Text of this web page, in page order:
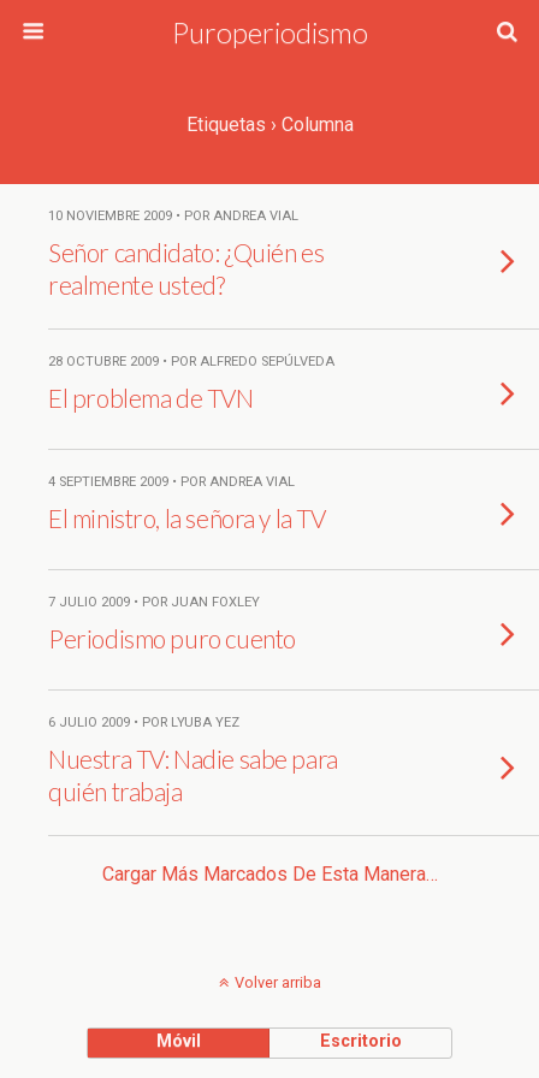
Puroperiodismo
Etiquetas › Columna
10 NOVIEMBRE 2009 • POR ANDREA VIAL
Señor candidato: ¿Quién es
realmente usted?
28 OCTUBRE 2009 • POR ALFREDO SEPÚLVEDA
El problema de TVN
4 SEPTIEMBRE 2009 • POR ANDREA VIAL
El ministro, la señora y la TV
7 JULIO 2009 • POR JUAN FOXLEY
Periodismo puro cuento
6 JULIO 2009 • POR LYUBA YEZ
Nuestra TV: Nadie sabe para
quién trabaja
Cargar Más Marcados De Esta Manera…
Volver arriba
Móvil Escritorio